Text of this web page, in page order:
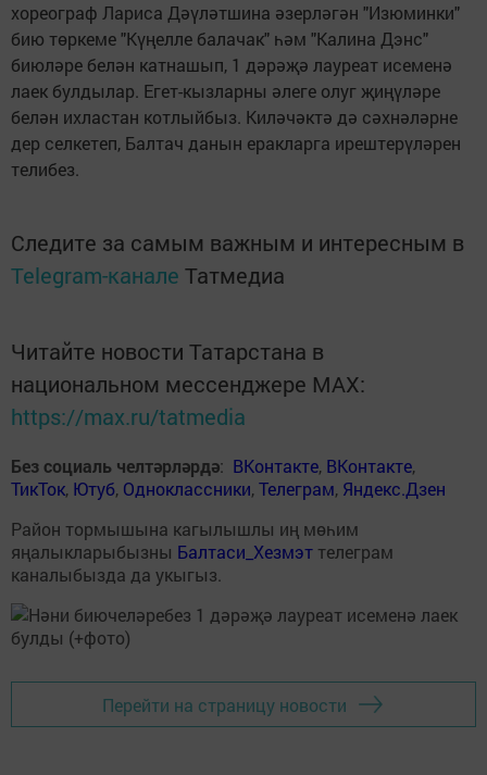
хореограф Лариса Дәүләтшина әзерләгән "Изюминки"
бию төркеме "Күңелле балачак" һәм "Калина Дэнс"
биюләре белән катнашып, 1 дәрәҗә лауреат исеменә
лаек булдылар. Егет-кызларны әлеге олуг җиңүләре
белән ихластан котлыйбыз. Киләчәктә дә сәхнәләрне
дер селкетеп, Балтач данын еракларга ирештерүләрен
телибез.
Следите за самым важным и интересным в
Telegram-канале Татмедиа
Читайте новости Татарстана в
национальном мессенджере MАХ:
https://max.ru/tatmedia
Без социаль челтәрләрдә: ВКонтакте, ВКонтакте,
ТикТок, Ютуб, Одноклассники,Телеграм, Яндекс.Дзен
Район тормышына кагылышлы иң мөһим
яңалыкларыбызны Балтаси_Хезмэт телеграм
каналыбызда да укыгыз.
Перейти на страницу новости